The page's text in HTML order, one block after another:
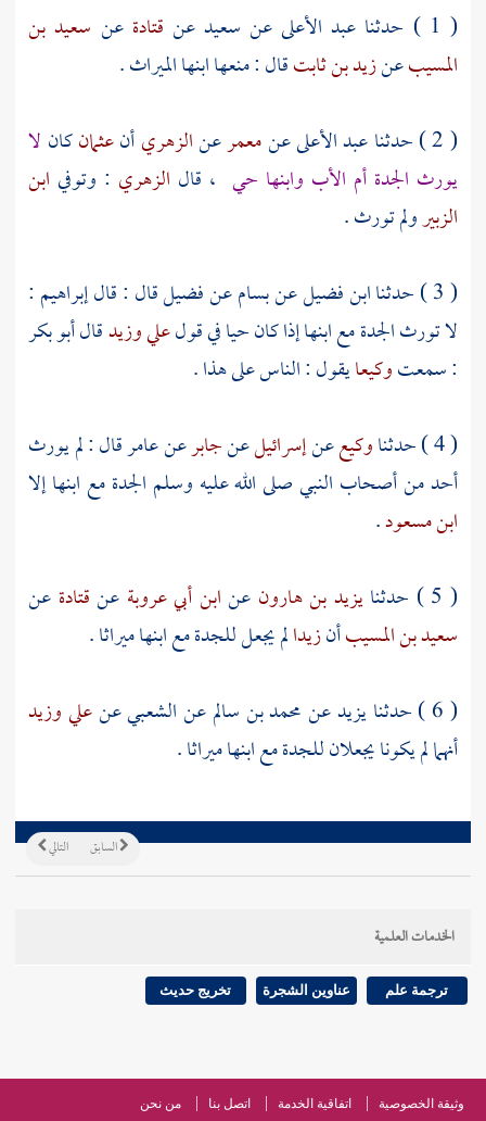
( 1 ) حدثنا
عبد الأعلى عن سعيدعن قتادةعن سعيد بن
المسيبعنزيد بن ثابتقال : منعها ابنها الميراث .
( 2 ) حدثنا
عبد الأعلىعنمعمرعنالزهريأنعثمانكان لا
يورث الجدة أم الأب وابنها حي ، قال الزهري : وتوفي ابن
الزبيرولم تورث .
( 3 ) حدثنا
ابن فضيلعنبسامعنفضيلقال : قالإبراهيم :
لا تورث الجدة مع ابنها إذا كان حيا في قولعليوزيدقالأبو بكر
: سمعتوكيعايقول : الناس على هذا .
( 4 ) حدثنا
وكيععنإسرائيلعنجابرعنعامرقال : لم يورث
أحد من أصحاب النبي صلى الله عليه وسلم الجدة مع ابنها إلا
ابن مسعود.
( 5 ) حدثنا
يزيد بن هارون عنابن أبي عروبة عنقتادة عن
سعيد بن المسيبأنزيدالم يجعل للجدة مع ابنها ميراثا .
( 6 ) حدثنا
يزيدعنمحمد بن سالمعنالشعبيعنعليوزيد
أنهما لم يكونا يجعلان للجدة مع ابنها ميراثا .
التالي السابق
الخدمات العلمية
ترجمة علم عناوين الشجرة تخريج حديث
وثيقة الخصوصية اتفاقية الخدمة اتصل بنا من نحن